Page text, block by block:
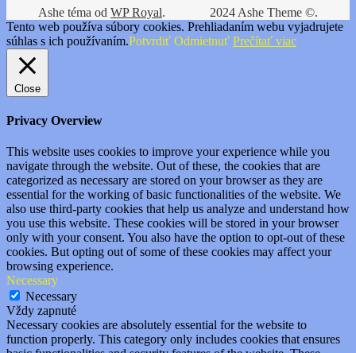
2024 Ashe Theme ©.
Ashe téma od WP Royal.
Tento web používa súbory cookies. Prehliadaním webu vyjadrujete
súhlas s ich používaním.Potvrdiť Odmietnuť Prečítať viac
Close
Privacy Overview
This website uses cookies to improve your experience while you
navigate through the website. Out of these, the cookies that are
categorized as necessary are stored on your browser as they are
essential for the working of basic functionalities of the website. We
also use third-party cookies that help us analyze and understand how
you use this website. These cookies will be stored in your browser
only with your consent. You also have the option to opt-out of these
cookies. But opting out of some of these cookies may affect your
browsing experience.
Necessary
Necessary
Vždy zapnuté
Necessary cookies are absolutely essential for the website to
function properly. This category only includes cookies that ensures